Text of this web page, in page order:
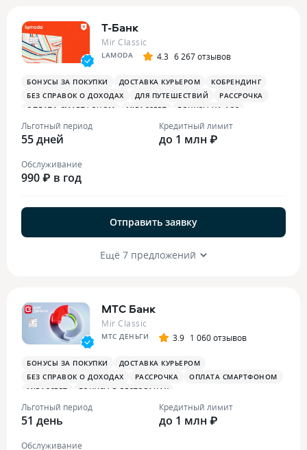
Т-Банк
Mir Classic
LAMODA 4.3 6 267 отзывов
БОНУСЫ ЗА ПОКУПКИ ДОСТАВКА КУРЬЕРОМ
КОБРЕНДИНГ
БЕЗ СПРАВОК О ДОХОДАХ
ДЛЯ ПУТЕШЕСТВИЙ
РАССРОЧКА
ОПЛАТА СМАРТФОНОМ
MIRACCEPT
БОНУСЫ НА АЗС
БОНУСЫ В РЕСТОРАНАХ
ПЛАТЕЖНЫЙ СТИКЕР
Льготный период
55 дней
Кредитный лимит
до 1 млн ₽
Обслуживание
990 ₽ в год
Отправить заявку
Ещё 7 предложений
МТС Банк
Mir Classic
МТС ДЕНЬГИ 3.9 1 060 отзывов
БОНУСЫ ЗА ПОКУПКИ
ДОСТАВКА КУРЬЕРОМ
БЕЗ СПРАВОК О ДОХОДАХ
РАССРОЧКА
ОПЛАТА СМАРТФОНОМ
MIRACCEPT
БОНУСЫ В РЕСТОРАНАХ
Льготный период
51 день
Кредитный лимит
до 1 млн ₽
Обслуживание